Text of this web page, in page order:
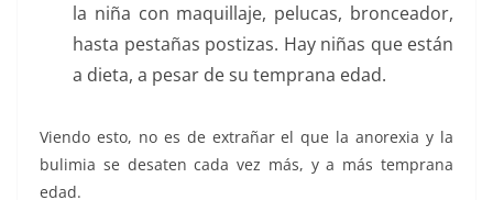
la niña con maquillaje, pelucas, bronceador,
hasta pestañas postizas. Hay niñas que están
a dieta, a pesar de su temprana edad.
Viendo esto, no es de extrañar el que la anorexia y la
bulimia se desaten cada vez más, y a más temprana
edad.